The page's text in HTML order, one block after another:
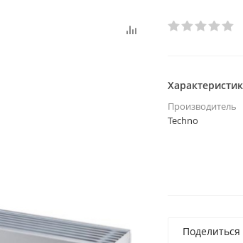
Производитель
Techno
Поделиться